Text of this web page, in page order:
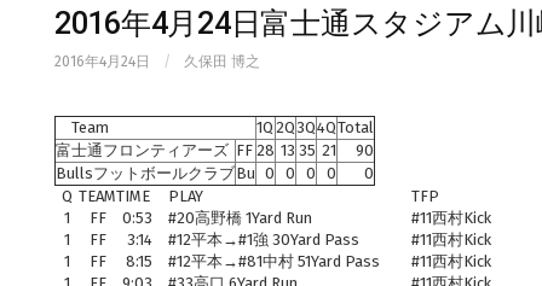
2016年4月24日富士通スタジアム
2016年4月24日 / 久保田 博之
Team 1Q 2Q3Q4QTotal
富士通フロンティアーズ FF 28 13 35 21
90
BullsフットボールクラブBu 0 0 0 0
0
Q TEAMTIME PLAY
TFP
1
FF 0:53 #20高野橋 1Yard Run
#11西村Kick
1
FF 3:14 #12平本→#1強 30Yard Pass
#11西村Kick
1
FF 8:15 #12平本→#81中村 51Yard Pass
#11西村Kick
1
FF 9:03 #33高口 6Yard Run
#11西村Kick